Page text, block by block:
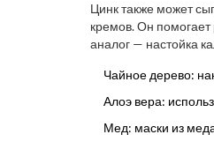
Цинк также может
кремов. Он
аналог — настойка
Чайное дерево:
Алоэ вера:
Мед: маски из